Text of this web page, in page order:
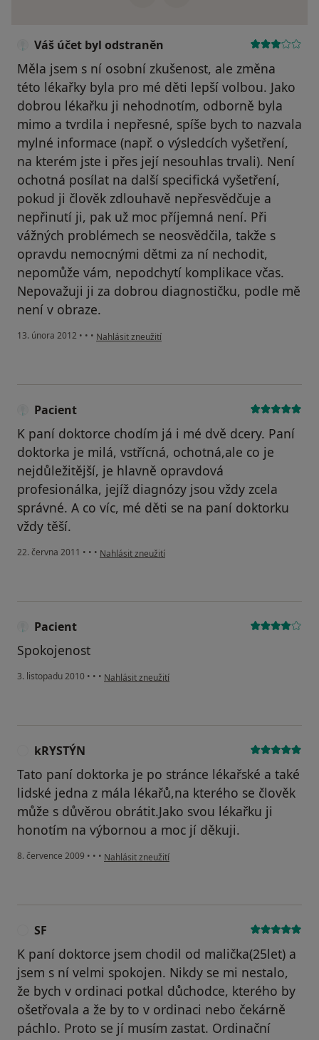
Váš účet byl odstraněn
Měla jsem s ní osobní zkušenost, ale změna
této lékařky byla pro mé děti lepší volbou. Jako
dobrou lékařku ji nehodnotím, odborně byla
mimo a tvrdila i nepřesné, spíše bych to nazvala
mylné informace (např. o výsledcích vyšetření,
na kterém jste i přes její nesouhlas trvali). Není
ochotná posílat na další specifická vyšetření,
pokud ji člověk zdlouhavě nepřesvědčuje a
nepřinutí ji, pak už moc příjemná není. Při
vážných problémech se neosvědčila, takže s
opravdu nemocnými dětmi za ní nechodit,
nepomůže vám, nepodchytí komplikace včas.
Nepovažuji ji za dobrou diagnostičku, podle mě
není v obraze.
13. února 2012 • • • podle názoru uživatele Váš účet byl odstraněn
Nahlásit zneužití
Pacient
K paní doktorce chodím já i mé dvě dcery. Paní
doktorka je milá, vstřícná, ochotná,ale co je
nejdůležitější, je hlavně opravdová
profesionálka, jejíž diagnózy jsou vždy zcela
správné. A co víc, mé děti se na paní doktorku
vždy těší.
22. června 2011 • • • podle názoru uživatele Pacient
Nahlásit zneužití
Pacient
Spokojenost
3. listopadu 2010 • • • podle názoru uživatele Pacient
Nahlásit zneužití
kRYSTÝN
Tato paní doktorka je po stránce lékařské a také
lidské jedna z mála lékařů,na kterého se člověk
může s důvěrou obrátit.Jako svou lékařku ji
honotím na výbornou a moc jí děkuji.
8. července 2009 • • • podle názoru uživatele kRYSTÝN
Nahlásit zneužití
SF
K paní doktorce jsem chodil od malička(25let) a
jsem s ní velmi spokojen. Nikdy se mi nestalo,
že bych v ordinaci potkal důchodce, kterého by
ošetřovala a že by to v ordinaci nebo čekárně
páchlo. Proto se jí musím zastat. Ordinační